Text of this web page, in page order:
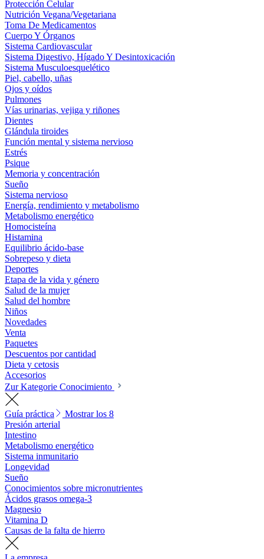
Protección Celular
Nutrición Vegana/Vegetariana
Toma De Medicamentos
Cuerpo Y Órganos
Sistema Cardiovascular
Sistema Digestivo, Hígado Y Desintoxicación
Sistema Musculoesquelético
Piel, cabello, uñas
Ojos y oídos
Pulmones
Vías urinarias, vejiga y riñones
Dientes
Glándula tiroides
Función mental y sistema nervioso
Estrés
Psique
Memoria y concentración
Sueño
Sistema nervioso
Energía, rendimiento y metabolismo
Metabolismo energético
Homocisteína
Histamina
Equilibrio ácido-base
Sobrepeso y dieta
Deportes
Etapa de la vida y género
Salud de la mujer
Salud del hombre
Niños
Novedades
Venta
Paquetes
Descuentos por cantidad
Dieta y cetosis
Accesorios
Zur Kategorie Conocimiento
Guía práctica
Mostrar los 8
Presión arterial
Intestino
Metabolismo energético
Sistema inmunitario
Longevidad
Sueño
Conocimientos sobre micronutrientes
Ácidos grasos omega-3
Magnesio
Vitamina D
Causas de la falta de hierro